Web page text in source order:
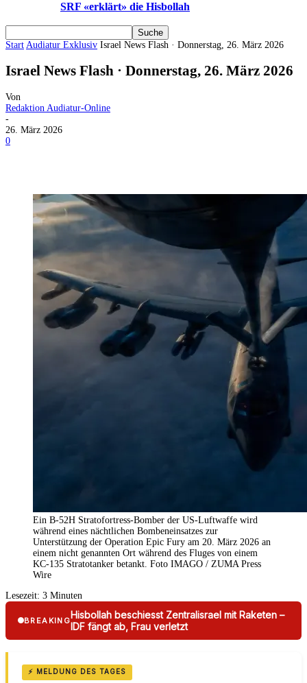
SRF «erklärt» die Hisbollah
Start Audiatur Exklusiv Israel News Flash · Donnerstag, 26. März 2026
Israel News Flash · Donnerstag, 26. März 2026
Von
Redaktion Audiatur-Online
-
26. März 2026
0
Ein B-52H Stratofortress-Bomber der US-Luftwaffe wird
während eines nächtlichen Bombeneinsatzes zur
Unterstützung der Operation Epic Fury am 20. März 2026 an
einem nicht genannten Ort während des Fluges von einem
KC-135 Stratotanker betankt. Foto IMAGO / ZUMA Press
Wire
Lesezeit: 3 Minuten
BREAKINGHisbollah beschiesst Zentralisrael mit Raketen –
IDF fängt ab, Frau verletzt
⚡ MELDUNG DES TAGES